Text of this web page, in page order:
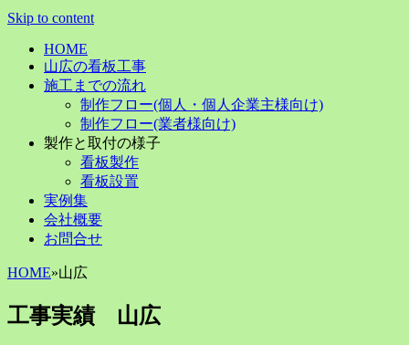
Skip to content
HOME
山広の看板工事
施工までの流れ
制作フロー(個人・個人企業主様向け)
制作フロー(業者様向け)
製作と取付の様子
看板製作
看板設置
実例集
会社概要
お問合せ
HOME»山広
工事実績 山広